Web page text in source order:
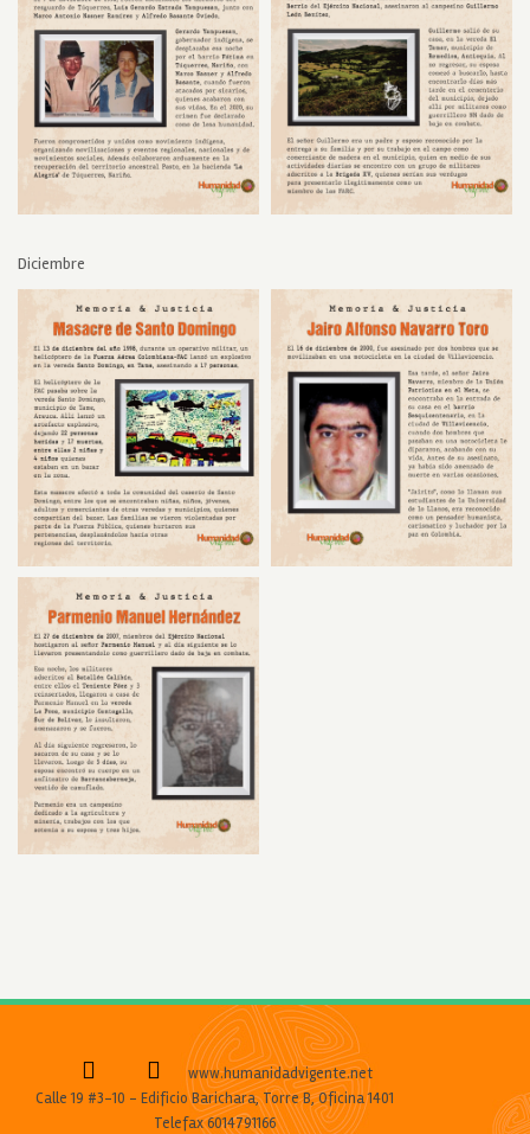
Diciembre
www.humanidadvigente.net
Calle 19 #3-10 - Edificio Barichara, Torre B, Oficina 1401
Telefax 6014791166